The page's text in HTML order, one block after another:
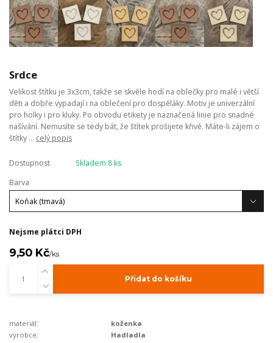
Srdce
Velikost štítku je 3x3cm, takže se skvěle hodí na oblečky pro malé i větší
děti a dobře vypadají i na oblečení pro dospěláky. Motiv je univerzální
pro holky i pro kluky. Po obvodu etikety je naznačená linie pro snadné
našívání. Nemusíte se tedy bát, že štítek prošijete křivě. Máte-li zájem o
štítky ... celý popis
Dostupnost
Skladem 8 ks
Barva
Nejsme plátci DPH
9,50 Kč/ks
Přidat do košíku
materiál:
koženka
výrobce:
Hadladla